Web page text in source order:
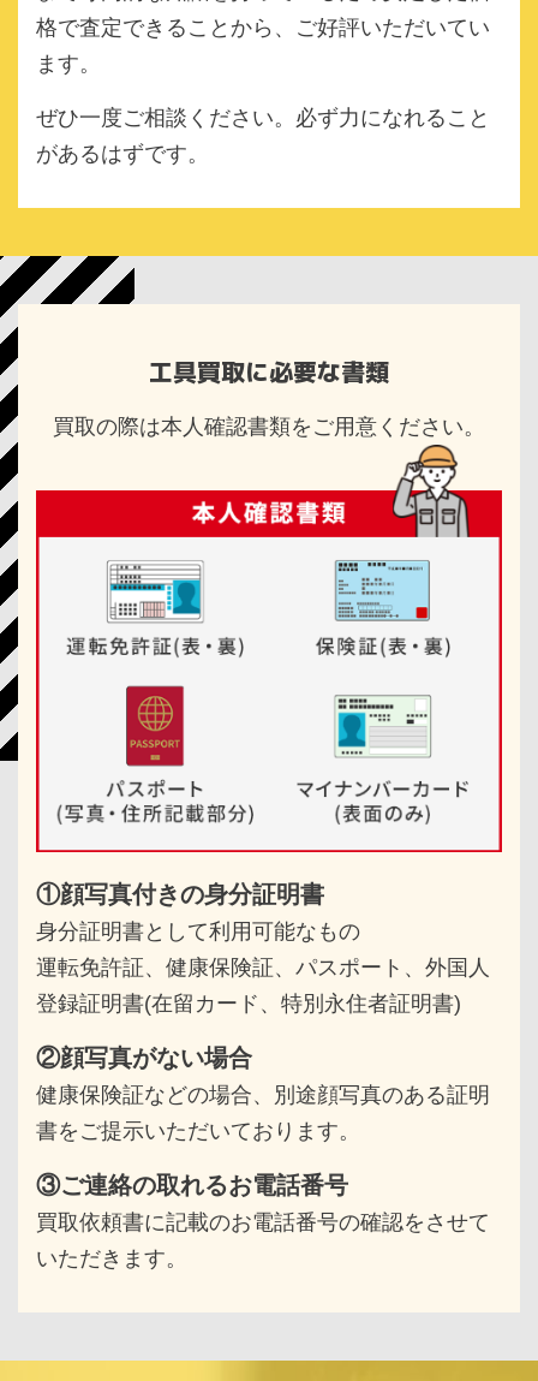
格で査定できることから、ご好評いただいてい
ます。
ぜひ一度ご相談ください。必ず力になれること
があるはずです。
工具買取に必要な書類
買取の際は本人確認書類をご用意ください。
①顔写真付きの身分証明書
身分証明書として利用可能なもの
運転免許証、健康保険証、パスポート、 外国人
登録証明書(在留カード、特別永住者証明書)
②顔写真がない場合
健康保険証などの場合、別途顔写真のある証明
書をご提示いただいております。
③ご連絡の取れるお電話番号
買取依頼書に記載のお電話番号の確認をさせて
いただきます。